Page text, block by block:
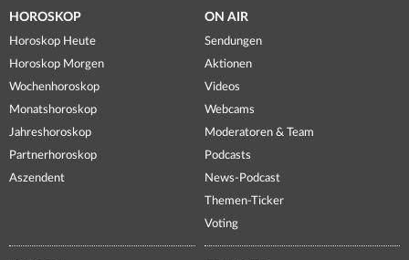
HOROSKOP
Horoskop Heute
Horoskop Morgen
Wochenhoroskop
Monatshoroskop
Jahreshoroskop
Partnerhoroskop
Aszendent
ON AIR
Sendungen
Aktionen
Videos
Webcams
Moderatoren & Team
Podcasts
News-Podcast
Themen-Ticker
Voting